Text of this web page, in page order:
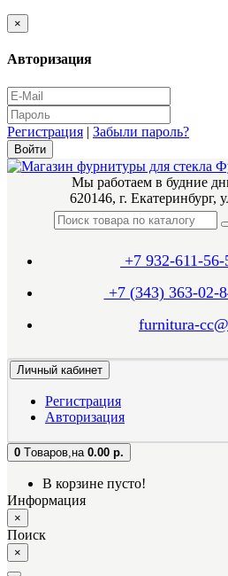
×
Авторизация
Регистрация | Забыли пароль?
Мы работаем в будние
620146, г. Екатеринбург,
+7 932-611-56-
+7 (343) 363-02-
furnitura-
Личный кабинет
Регистрация
Авторизация
0 Tоваров, на 0.00 р.
В корзине пусто!
Информация
×
Поиск
×